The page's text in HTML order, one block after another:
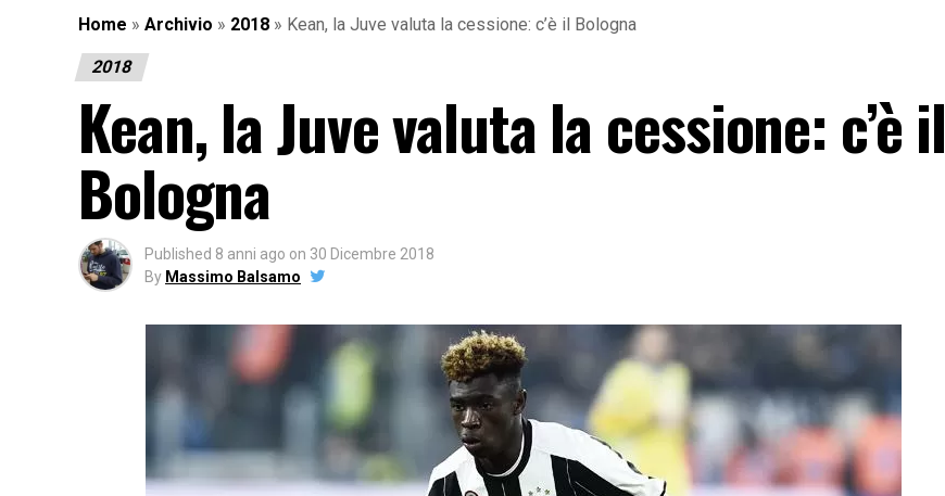
Home » Archivio » 2018 » Kean, la Juve valuta la cessione: c’è il Bologna
2018
Kean, la Juve valuta la cessione: c’è il
Bologna
Published 8 anni ago on 30 Dicembre 2018
By Massimo Balsamo